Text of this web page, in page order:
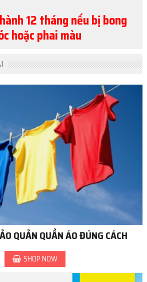
12 tháng nếu bị bong
hoặc phai màu
QUẢN QUẦN ÁO ĐÚNG CÁCH
SHOP NOW